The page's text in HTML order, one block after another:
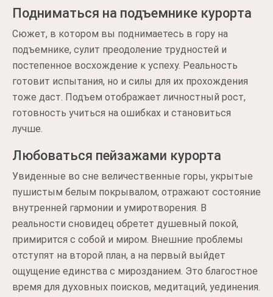
Подниматься на подъемнике курорта
Сюжет, в котором вы поднимаетесь в гору на
подъемнике, сулит преодоление трудностей и
постепенное восхождение к успеху. Реальность
готовит испытания, но и силы для их прохождения
тоже даст. Подъем отображает личностный рост,
готовность учиться на ошибках и становиться
лучше.
Любоваться пейзажами курорта
Увиденные во сне величественные горы, укрытые
пушистым белым покрывалом, отражают состояние
внутренней гармонии и умиротворения. В
реальности сновидец обретет душевный покой,
примирится с собой и миром. Внешние проблемы
отступят на второй план, а на первый выйдет
ощущение единства с мирозданием. Это благостное
время для духовных поисков, медитаций, уединения.